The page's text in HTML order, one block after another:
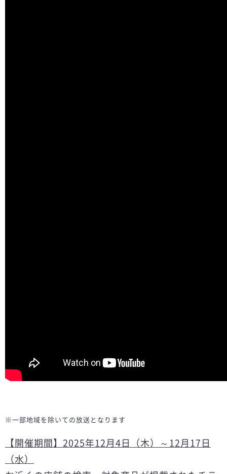
※一部地域を除いての放送となります
【開催期間】2025年12月4日（木）～12月17日
（水）